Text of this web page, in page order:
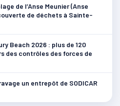
de l’Anse Meunier (Anse
de déchets à Sainte-
Beach 2026 : plus de 120
des contrôles des forces de
un entrepôt de SODICAR